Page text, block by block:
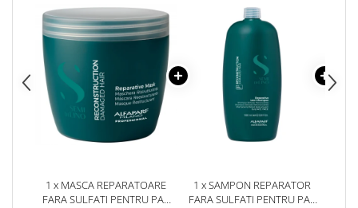
1 x MASCA REPARATOARE
FARA SULFATI PENTRU PAR
1 x SAMPON REPARATOR
FARA SULFATI PENTRU PAR